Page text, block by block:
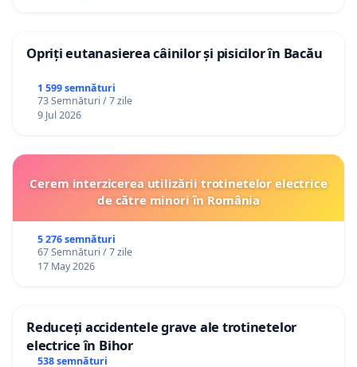
Opriți eutanasierea câinilor și pisicilor în Bacău
1 599 semnături
73 Semnături / 7 zile
9 Jul 2026
Cerem interzicerea utilizării trotinetelor electrice
de către minori în România
5 276 semnături
67 Semnături / 7 zile
17 May 2026
Reduceți accidentele grave ale trotinetelor
electrice în Bihor
538 semnături